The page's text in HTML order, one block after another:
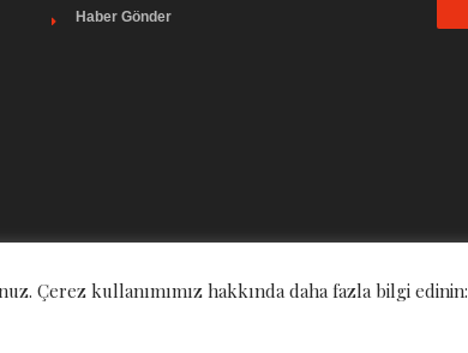
Haber Gönder
Çerez kullanımımız hakkında daha fazla bilgi edinin: